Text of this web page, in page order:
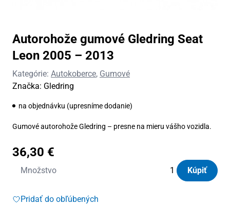
Autorohože gumové Gledring Seat
Leon 2005 – 2013
Kategórie: Autokoberce, Gumové
Značka: Gledring
na objednávku (upresníme dodanie)
Gumové autorohože Gledring – presne na mieru vášho vozidla.
36,30 €
Množstvo
množstvo
gumové
Kúpiť
Pridať do obľúbených